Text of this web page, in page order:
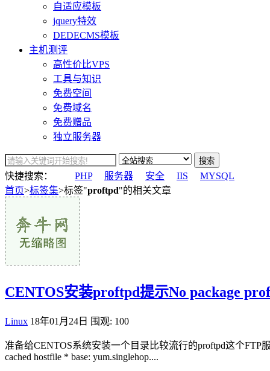
自适应模板
jquery特效
DEDECMS模板
主机测评
高性价比VPS
工具与知识
免费空间
免费域名
免费赠品
独立服务器
搜索
快捷搜索： PHP 服务器 安全 IIS
MYSQL
首页>标签集>标签"proftpd"的相关文章
CENTOS安装proftpd提示No package
Linux 18年01月24日 围观: 100
准备给CENTOS系统安装一个目录比较流行的proftpd这个FTP
cached hostfile * base: yum.singlehop....